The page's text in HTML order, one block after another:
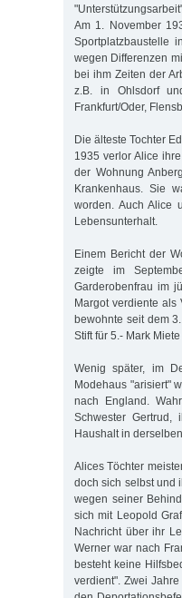
Am 1. November
Sportplatzbaustelle
wegen Differenzen
bei ihm Zeiten der
z.B. in Ohlsdorf
Frankfurt/Oder,
Die älteste Tochter
1935 verlor Alice
der Wohnung
Krankenhaus. Sie
worden. Auch Alice
Lebensunterhalt.
Einem Bericht der
zeigte im
Garderobenfrau im
Margot verdiente als
bewohnte seit dem
Stift für 5.- Mark Miete
Wenig später, im
Modehaus "arisiert"
nach England.
Schwester
Haushalt in
Alices Töchter
doch sich selbst und
wegen seiner
sich mit Leopold
Nachricht über ihr
Werner war nach
besteht keine
verdient". Zwei